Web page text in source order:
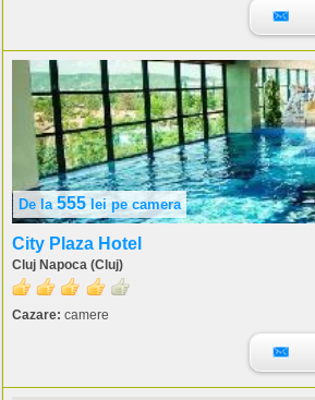
De la 555 lei pe camera
City Plaza Hotel
Cluj Napoca (Cluj)
Cazare: camere